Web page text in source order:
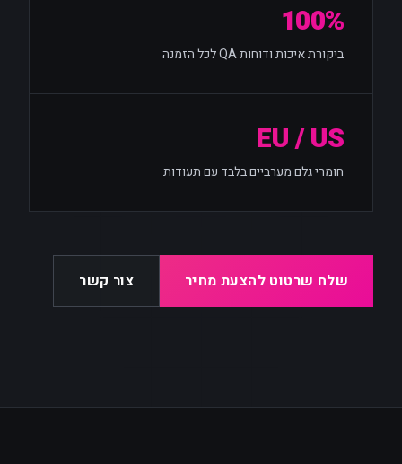
100%
ביקורת איכות ודוחות QA לכל הזמנה
EU / US
חומרי גלם מערביים בלבד עם תעודות
שלח שרטוט להצעת מחיר צור קשר